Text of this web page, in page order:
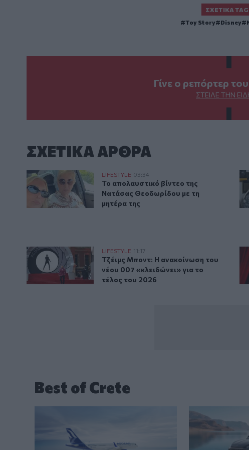
ΣΧΕΤΙΚΆ
Toy Story
Disney
Γίνε ο ρεπόρτερ
ΣΤΕΊΛΕ ΤΗΝ
ΣΧΕΤΙΚA AΡΘΡΑ
Το απολαυστικό βίντεο της Νατάσας Θεοδωρίδου με τη
LIFESTYLE 03:34
Το απολαυστικό βίντεο της Νατάσας
Το απολαυστικό βίντεο της
Νατάσας Θεοδωρίδου με τη
μητέρα της
Τζέιμς Μποντ: Η ανακοίνωση του νέου 007 «κλειδώνει» για
LIFESTYLE 11:17
Τζέιμς Μποντ: Η ανακοίνωση του νέου
Τζέιμς Μποντ: Η ανακοίνωση του
νέου 007 «κλειδώνει» για το
τέλος του 2026
Best of Crete